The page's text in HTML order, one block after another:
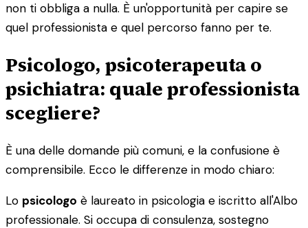
non ti obbliga a nulla. È un'opportunità per capire se
quel professionista e quel percorso fanno per te.
Psicologo, psicoterapeuta o
psichiatra: quale professionista
scegliere?
È una delle domande più comuni, e la confusione è
comprensibile. Ecco le differenze in modo chiaro:
Lo psicologo è laureato in psicologia e iscritto all'Albo
professionale. Si occupa di consulenza, sostegno